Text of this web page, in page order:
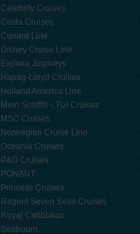
Celebrity Cruises
Costa Cruises
Cunard Line
Disney Cruise Line
Explora Journeys
Hapag-Lloyd Cruises
Holland America Line
Mein Schiff® - TUI Cruises
MSC Cruises
Norwegian Cruise Line
Oceania Cruises
P&O Cruises
PONANT
Princess Cruises
Regent Seven Seas Cruises
Royal Caribbean
Seabourn